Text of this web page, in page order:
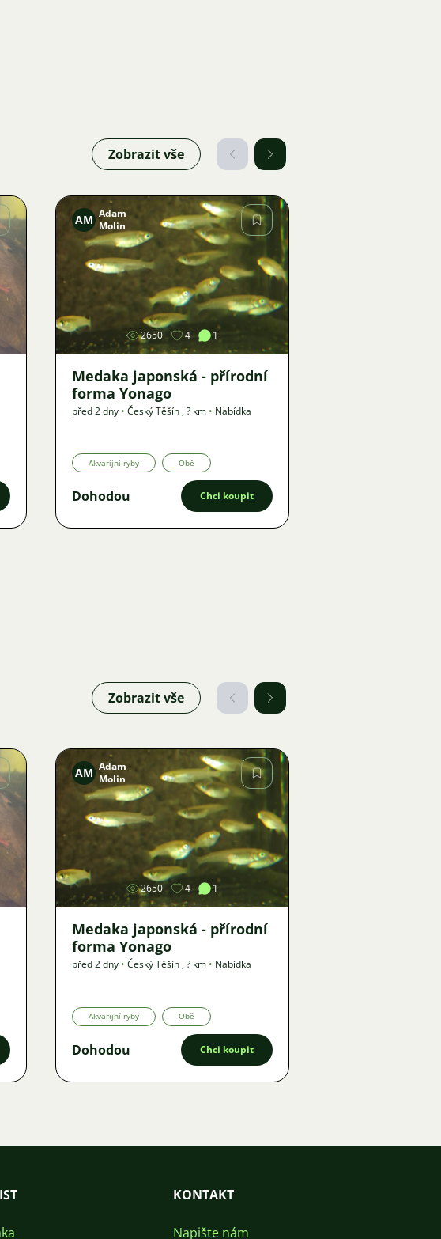
Zobrazit vše
Obrázek
AM Adam
Molin
2650 4 1
Medaka japonská - přírodní
forma Yonago
před 2 dny • Český Těšín ,? km • Nabídka
Akvarijní ryby Obě
Dohodou Chci koupit
Zobrazit vše
Obrázek
AM Adam
Molin
2650 4 1
Medaka japonská - přírodní
forma Yonago
před 2 dny • Český Těšín ,? km • Nabídka
Akvarijní ryby Obě
Dohodou Chci koupit
KONTAKT
Napište nám